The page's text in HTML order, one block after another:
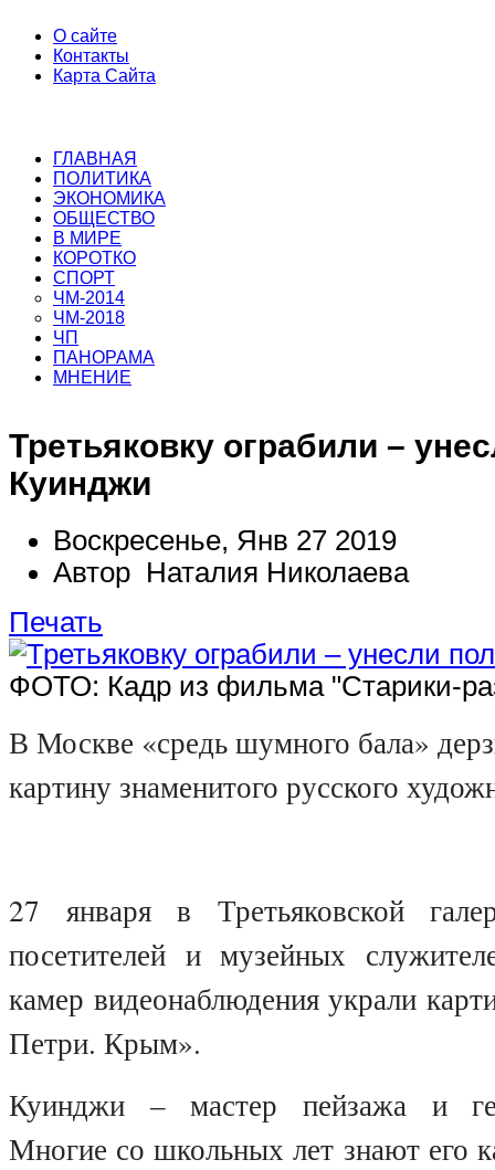
О сайте
Контакты
Карта Сайта
ГЛАВНАЯ
ПОЛИТИКА
ЭКОНОМИКА
ОБЩЕСТВО
В МИРЕ
КОРОТКО
СПОРТ
ЧМ-2014
ЧМ-2018
ЧП
ПАНОРАМА
МНЕНИЕ
Третьяковку ограбили –
Куинджи
Воскресенье, Янв 27 2019
Автор Наталия Николаева
Печать
ФОТО: Кадр из фильма "Старики-
В Москве «средь шумного бала»
картину знаменитого русского
27 января в Третьяковской
посетителей и музейных
камер видеонаблюдения украли
Петри. Крым».
Куинджи – мастер пейзажа и
Многие со школьных лет знают его